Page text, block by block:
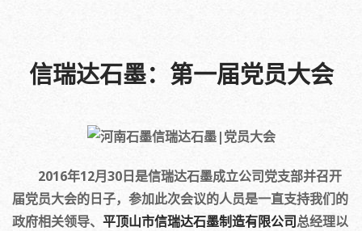
信瑞达石墨：第一届党员大会
2016年12月30日是信瑞达石墨成立公司党支部并召开
届党员大会的日子，参加此次会议的人员是一直支持我们的
政府相关领导、 平顶山市信瑞达石墨制造有限公司总经理以